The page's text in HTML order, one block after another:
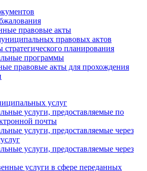
правовые акты
правовых актов
планирования
программы
правовые акты для прохождения
услуг
услуги, предоставляемые по
почты
услуги, предоставляемые через
услуги, предоставляемые через
услуги в сфере переданных